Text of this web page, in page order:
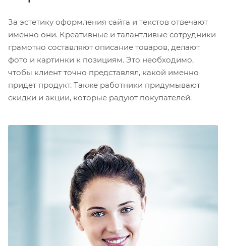
За эстетику оформления сайта и текстов отвечают
именно они. Креативные и талантливые сотрудники
грамотно составляют описание товаров, делают
фото и картинки к позициям. Это необходимо,
чтобы клиент точно представлял, какой именно
придет продукт. Также работники придумывают
скидки и акции, которые радуют покупателей.